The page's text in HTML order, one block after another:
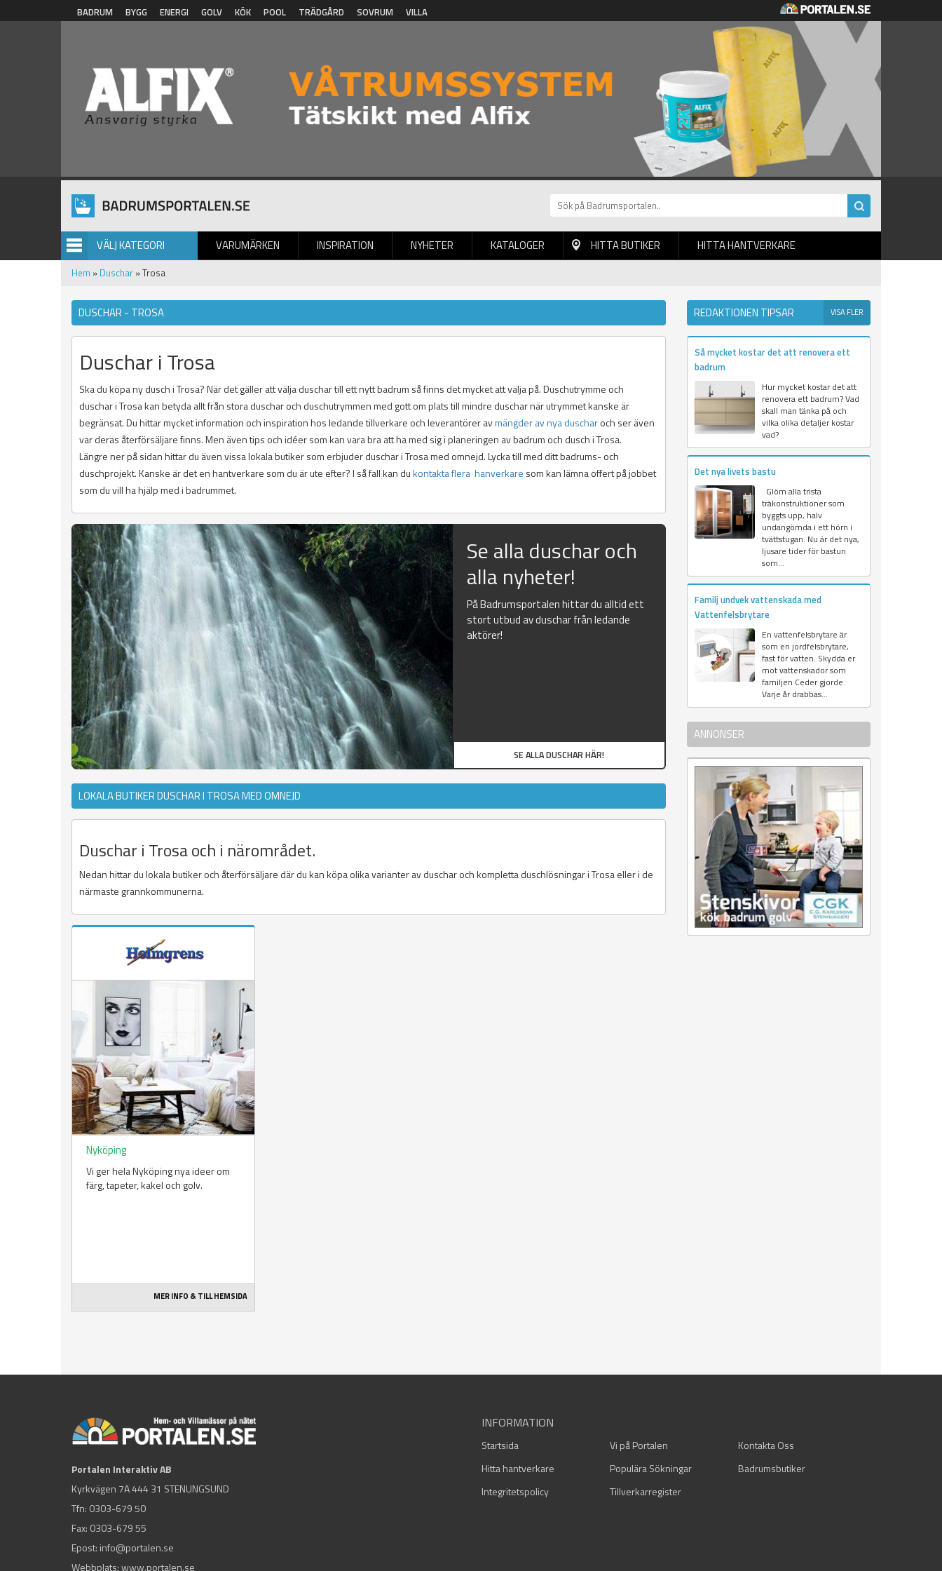
Hoppa till huvudinnehåll
BADRUM BYGG ENERGI GOLV KÖK POOL TRÄDGÅRD SOVRUM VILLA
VÄLJ KATEGORI VARUMÄRKEN INSPIRATION NYHETER
BILDGALLERI KATALOGER HITTA BUTIKER HITTA HANTVERKARE
Hem » Duschar » Trosa
DUSCHAR - TROSA
Duschar i Trosa
Ska du köpa ny dusch i Trosa? När det gäller att välja duschar till ett nytt badrum så finns det mycket att välja på. Duschutrymme och
duschar i Trosa kan betyda allt från stora duschar och duschutrymmen med gott om plats till mindre duschar när utrymmet kanske är
begränsat. Du hittar mycket information och inspiration hos ledande tillverkare och leverantörer avmängder av nya duscharoch ser även
var deras återförsäljare finns. Men även tips och idéer som kan vara bra att ha med sig i planeringen av badrum och dusch i Trosa.
Längre ner på sidan hittar du även vissa lokala butiker som erbjuder duschar i Trosa med omnejd. Lycka till med ditt badrums- och
duschprojekt. Kanske är det en hantverkare som du är ute efter? I så fall kan dukontakta flera hanverkare som kan lämna offert på jobbet
som du vill ha hjälp med i badrummet.
Se alla duschar och
alla nyheter!
På Badrumsportalen hittar du alltid ett
stort utbud av duschar från ledande
aktörer!
SE ALLA DUSCHAR HÄR!
LOKALA BUTIKER DUSCHAR I TROSA MED OMNEJD
Duschar i Trosa och i närområdet.
Nedan hittar du lokala butiker och återförsäljare där du kan köpa olika varianter av duschar och kompletta duschlösningar i Trosa eller i de
närmaste grannkommunerna.
Nyköping
Vi ger hela Nyköping nya ideer om
färg, tapeter, kakel och golv.
MER INFO & TILL HEMSIDA
REDAKTIONEN TIPSAR VISA FLER
Så mycket kostar det att renovera ett
badrum
Hur mycket kostar det att
renovera ett badrum? Vad
skall man tänka på och
vilka olika detaljer kostar
vad?
Det nya livets bastu
Glöm alla trista
träkonstruktioner som
byggts upp, halv
undangömda i ett hörn i
tvättstugan. Nu är det nya,
ljusare tider för bastun
som...
Familj undvek vattenskada med
Vattenfelsbrytare
En vattenfelsbrytare är
som en jordfelsbrytare,
fast för vatten. Skydda er
mot vattenskador som
familjen Ceder gjorde.
Varje år drabbas...
ANNONSER
Portalen Interaktiv AB
Kyrkvägen 7A 444 31 STENUNGSUND
Tfn: 0303-679 50
Fax: 0303-679 55
Epost: info@portalen.se
Webbplats: www.portalen.se
INFORMATION
Startsida Vi på Portalen
Kontakta Oss
Hitta hantverkare
Populära Sökningar
Badrumsbutiker
Integritetspolicy
Tillverkarregister